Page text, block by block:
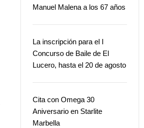
Manuel Malena a los 67 años
La inscripción para el I
Concurso de Baile de El
Lucero, hasta el 20 de agosto
Cita con Omega 30
Aniversario en Starlite
Marbella